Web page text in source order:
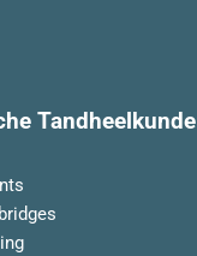
Tandheelkunde